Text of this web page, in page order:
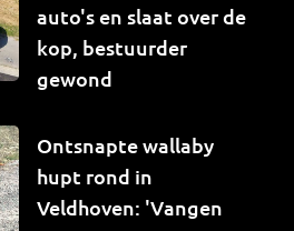
auto's en slaat over de
kop, bestuurder
gewond
Ontsnapte wallaby
hupt rond in
Veldhoven: 'Vangen